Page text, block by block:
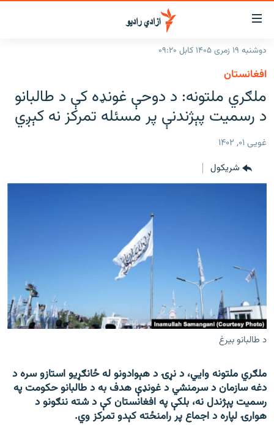
د
لاسرسۍ
وړ
لېنکونه
متن
ته
ورتلل
اصلي
ورتلل
راپورونه
افغانستان
نړۍ
خبرونه
د خپرونو جدول
مرکې
اونیزې خپرونې
'کووېډ-۱۹'
اړیکه
دري پاڼه
Azadi English
راسره ملګري شئ
دوشنبه ۱۹ زمری ۱۴۰۵ کابل ۰۹:۲۰
افغانستان
ملګري ملتونه: د دوحې غونډه کې د طالبانو
د رسمیت پېژندنې پر مسئله تمرکز نه کېږي
غویی ۰۱, ۱۴۰۲
شريکول
د طالبانو بیرغ
ملګري ملتونه وايي، د نړۍ د هېوادونو له ځانګړيو استازو سره د
دغه سازمان د سرمنشي د غونډې هدف به د طالبانو حکومت په
رسمیت پېژندل نه، بلکې په افغانستان کې د شته ننګونو د
هوارۍ لپاره د اجماع پر رامنځته کېدو تمرکز وي.